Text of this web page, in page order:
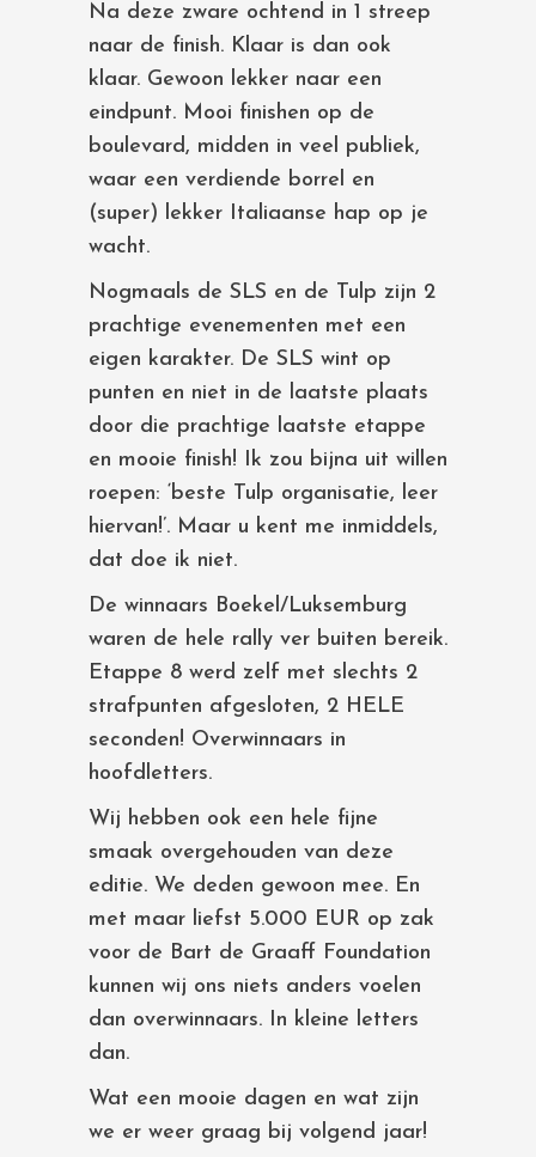
Na deze zware ochtend in 1 streep
naar de finish. Klaar is dan ook
klaar. Gewoon lekker naar een
eindpunt. Mooi finishen op de
boulevard, midden in veel publiek,
waar een verdiende borrel en
(super) lekker Italiaanse hap op je
wacht.
Nogmaals de SLS en de Tulp zijn 2
prachtige evenementen met een
eigen karakter. De SLS wint op
punten en niet in de laatste plaats
door die prachtige laatste etappe
en mooie finish! Ik zou bijna uit willen
roepen: ‘beste Tulp organisatie, leer
hiervan!’. Maar u kent me inmiddels,
dat doe ik niet.
De winnaars Boekel/Luksemburg
waren de hele rally ver buiten bereik.
Etappe 8 werd zelf met slechts 2
strafpunten afgesloten, 2 HELE
seconden! Overwinnaars in
hoofdletters.
Wij hebben ook een hele fijne
smaak overgehouden van deze
editie. We deden gewoon mee. En
met maar liefst 5.000 EUR op zak
voor de Bart de Graaff Foundation
kunnen wij ons niets anders voelen
dan overwinnaars. In kleine letters
dan.
Wat een mooie dagen en wat zijn
we er weer graag bij volgend jaar!